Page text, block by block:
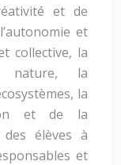
et de
et
collective, la
nature, la
la
et de la
élèves à
et